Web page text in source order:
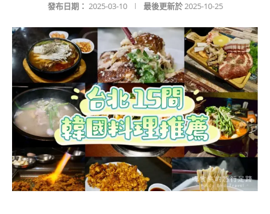
發布日期： 2025-03-10 最後更新於2025-10-25